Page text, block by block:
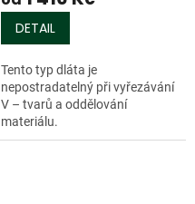
DETAIL
Tento typ dláta je
nepostradatelný při vyřezávání
V – tvarů a oddělování
materiálu.